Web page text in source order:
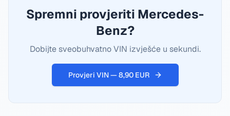
Spremni provjeriti Mercedes-
Benz?
Dobijte sveobuhvatno VIN izvješće u sekundi.
Provjeri VIN — 8,90 EUR